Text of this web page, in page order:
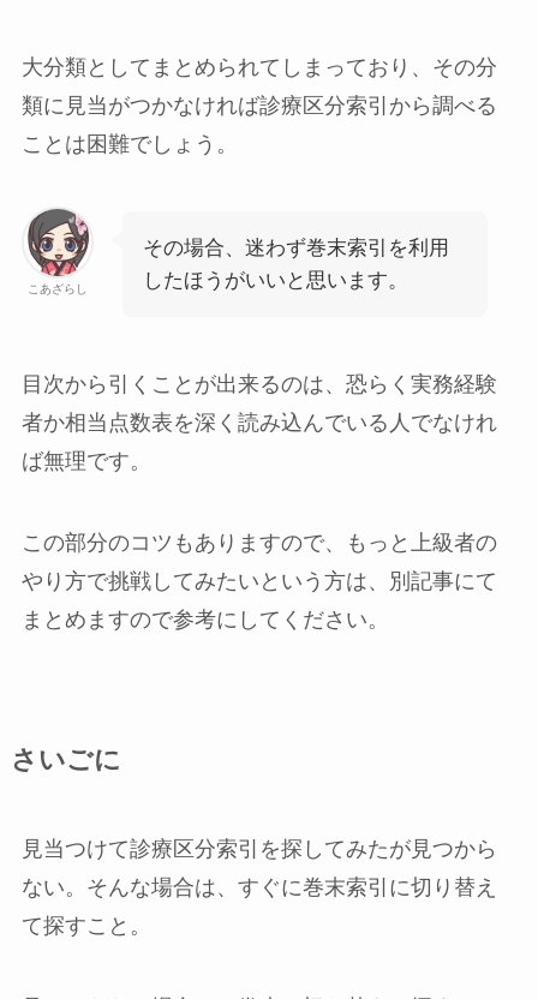
大分類としてまとめられてしまっており、その分
類に見当がつかなければ診療区分索引から調べる
ことは困難でしょう。
こあざらし
その場合、迷わず巻末索引を利用
したほうがいいと思います。
目次から引くことが出来るのは、恐らく 実務経験
者か相当点数表を深く読み込んでいる人 でなけれ
ば無理です。
この部分のコツもありますので、もっと上級者の
やり方で挑戦してみたいという方は、別記事にて
まとめますので参考にしてください。
さいごに
見当つけて診療区分索引を探してみたが見つから
ない。そんな場合は、すぐに巻末索引に切り替え
て探すこと。